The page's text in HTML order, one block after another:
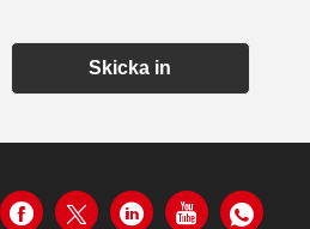
Skicka in